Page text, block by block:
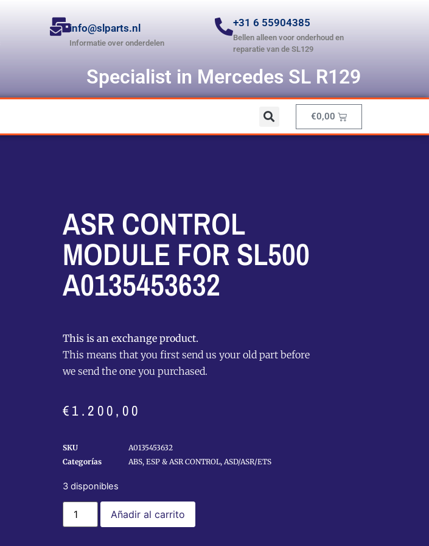
info@slparts.nl
Informatie over onderdelen
+31 6 55904385
Bellen alleen voor onderhoud en
reparatie van de SL129
Specialist in Mercedes SL R129
€0,00
ASR CONTROL
MODULE FOR SL500
A0135453632
This is an exchange product.
This means that you first send us your old part before
we send the one you purchased.
€1.200,00
SKU
A0135453632
Categorías
ABS, ESP & ASR CONTROL, ASD/ASR/ETS
3 disponibles
Añadir al carrito